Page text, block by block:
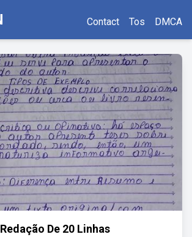
Contact Tos DMCA
Redação De 20 Linhas